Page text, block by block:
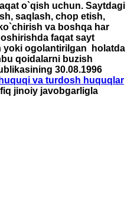
o`qish uchun. Saytdagi
saqlash, chop etish,
va boshqa har
faqat sayt
yoki ogolantirilgan holatda
qoidalarni buzish
30.08.1996
va turdosh huquqlar
jinoiy javobgarligla